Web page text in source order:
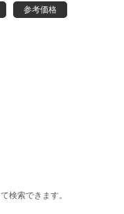
参考価格
検索できます。